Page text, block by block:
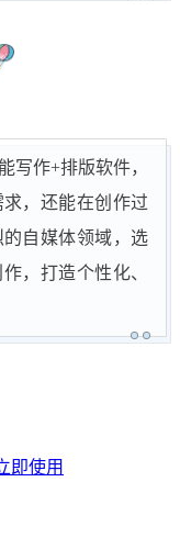
写作+排版软件，
，还能在创作过
自媒体领域，选
，打造个性化、
即使用